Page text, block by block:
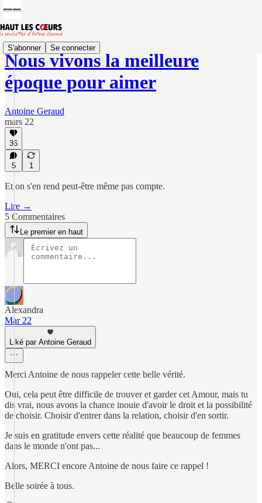
S'abonner Se connecter
Nous vivons la meilleure
époque pour aimer
Antoine Geraud
mars 22
36
5 1
Et on s'en rend peut-être même pas compte.
Lire →
5 Commentaires
Le premier en haut
Alexandra
Mar 22
Liké par Antoine Geraud
Merci Antoine de nous rappeler cette belle vérité.
Oui, cela peut être difficile de trouver et garder cet Amour, mais tu
dis vrai, nous avons la chance inouie d'avoir le droit et la possibilité
de choisir. Choisir d'entrer dans la relation, choisir d'en sortir.
Je suis en gratitude envers cette réalité que beaucoup de femmes
dans le monde n'ont pas...
Alors, MERCI encore Antoine de nous faire ce rappel !
Belle soirée à tous.